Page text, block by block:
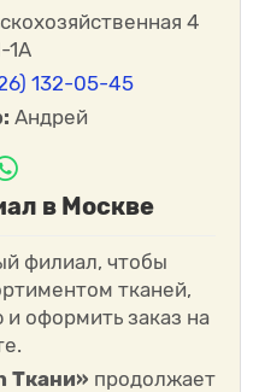
в любой регион.
о фланели
доступен точный раскрой
полными рулонами.
оптовые цены и особые
бесплатно.
4
1А
132-05-45
Андрей
в Москве
филиал, чтобы
тканей,
и оформить заказ на
Ткани» продолжает